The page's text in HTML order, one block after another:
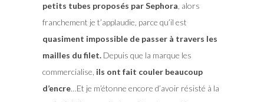
petits tubes proposés par Sephora , alors
franchement je t’applaudie, parce qu’il est
quasiment impossible de passer à travers les
mailles du filet.Depuis que la marque les
commercialise, ils ont fait couler beaucoup
d’encre…Et je m’étonne encore d’avoir résisté à la